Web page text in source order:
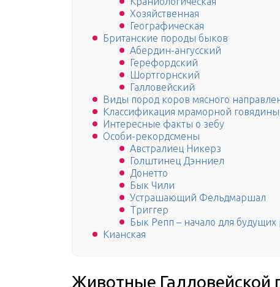
Хозяйственная
Географическая
Британские породы быков
Абердин-ангусский
Герефордский
Шортгорнский
Галловейский
Виды пород коров мясного
Классификация мраморной говядины
Интересные факты о зебу
Особи-рекордсмены
Австралиец Никерз
Голштинец Дэнниел
Донетто
Бык Чили
Устрашающий Фельдмаршал
Триггер
Бык Репп – начало для
Кианская
Животные Галловейской